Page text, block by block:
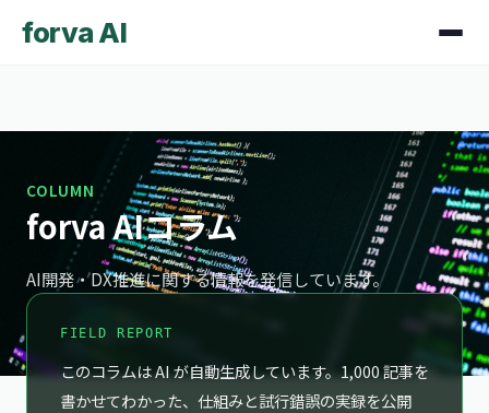
forva AI
COLUMN
forva AIコラム
AI開発・DX推進に関する情報を発信しています。
FIELD REPORT
このコラムは AI が自動生成しています。1,000 記事を
書かせてわかった、仕組みと試行錯誤の実録を公開